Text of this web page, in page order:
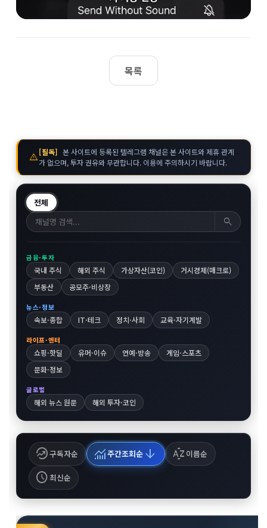
목록
warning[필독] 본 사이트에 등록된 텔레그램 채널은 본 사이트와 제휴 관계
가 없으며, 투자 권유와 무관합니다. 이용에 주의하시기 바랍니다.
전체
search
금융·투자
국내 주식 해외 주식 가상자산(코인)
거시경제(매크로)
부동산
공모주·비상장
뉴스·정보
속보·종합 IT·테크 정치·사회 교육·자기계발
라이프·엔터
쇼핑·핫딜 유머·이슈 연예·방송
게임·스포츠
문화·정보
글로벌
해외 뉴스 원문 해외 투자·코인
whatshot구독자순 monitoring주간조회순 arrow_downward sort_by_alpha 이름순
schedule최신순